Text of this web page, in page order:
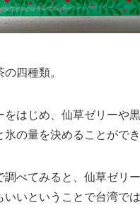
四種類。
はじめ、仙草ゼリーや
の量を決めることができ
べてみると、仙草ゼリ
いということで台湾で